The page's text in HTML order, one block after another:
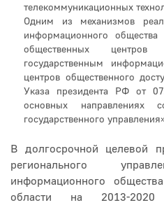
телекоммуникационных
Одним из механизмов
информационного общества
общественных
государственным
центров общественного
Указа президента РФ от
основных направлениях
государственного
В долгосрочной целевой
регионального
информационного
области на 2013-2020